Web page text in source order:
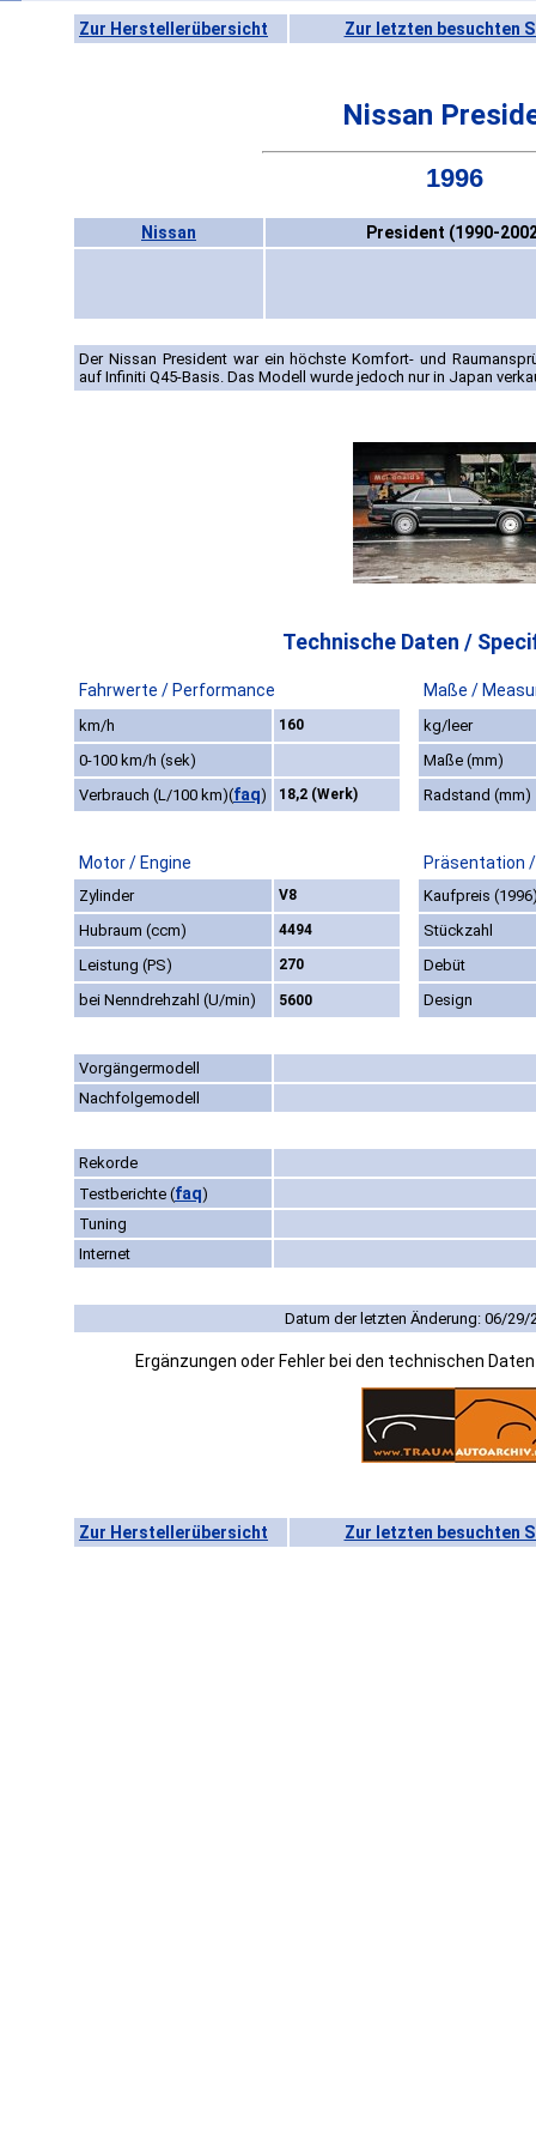
Zur Herstellerübersicht Zur letzten besuchten
Nissan
1996
Nissan President (1990-
Der Nissan President war ein höchste Komfort- und
auf Infiniti Q45-Basis. Das Modell wurde jedoch nur in Japan
Technische Daten /
Fahrwerte / Performance Maße /
km/h 160
kg/leer
0-100 km/h (sek)
Maße (mm)
Verbrauch (L/100 km)(faq) 18,2 (Werk) Radstand (mm)
Motor / Engine Präsentation
Zylinder V8
Kaufpreis
Hubraum (ccm)
4494
Stückzahl
Leistung (PS)
270
Debüt
bei Nenndrehzahl (U/min)
5600 Design
Vorgängermodell
Nachfolgemodell
Rekorde
Testberichte (faq)
Tuning
Internet
Datum der letzten Änderung: 06/29/
Ergänzungen oder Fehler bei den technischen
Zur Herstellerübersicht Zur letzten besuchten